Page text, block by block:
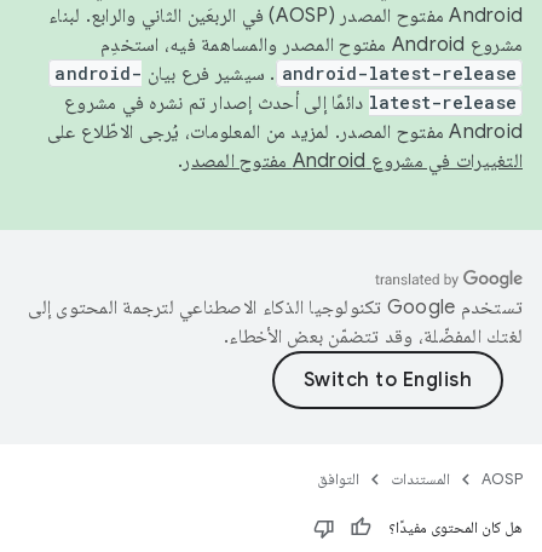
Android مفتوح المصدر (AOSP) في الربعَين الثاني والرابع. لبناء
مشروع Android مفتوح المصدر والمساهمة فيه، استخدِم
android-latest-release . سيشير فرع بيان android-
latest-release دائمًا إلى أحدث إصدار تم نشره في مشروع
Android مفتوح المصدر. لمزيد من المعلومات، يُرجى الاطّلاع على
التغييرات في مشروع Android مفتوح المصدر
.
تستخدم Google تكنولوجيا الذكاء الاصطناعي لترجمة المحتوى إلى
لغتك المفضّلة، وقد تتضمّن بعض الأخطاء.
AOSP المستندات التوافق
هل كان المحتوى مفيدًا؟